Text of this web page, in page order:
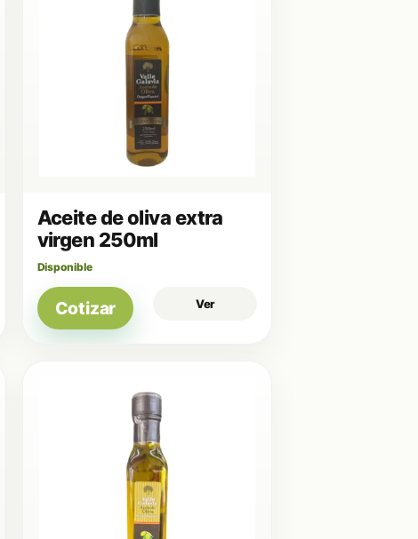
Aceite de oliva extra
virgen 250ml
Disponible
Cotizar Ver